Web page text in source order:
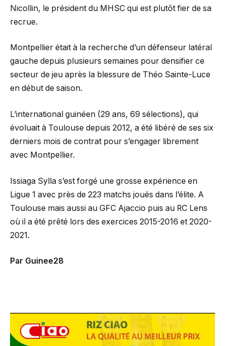
Nicollin, le président du MHSC qui est plutôt fier de sa
recrue.
Montpellier était à la recherche d’un défenseur latéral
gauche depuis plusieurs semaines pour densifier ce
secteur de jeu après la blessure de Théo Sainte-Luce
en début de saison.
L’international guinéen (29 ans, 69 sélections), qui
évoluait à Toulouse depuis 2012, a été libéré de ses six
derniers mois de contrat pour s’engager librement
avec Montpellier.
Issiaga Sylla s’est forgé une grosse expérience en
Ligue 1 avec près de 223 matchs joués dans l’élite. A
Toulouse mais aussi au GFC Ajaccio puis au RC Lens
où il a été prêté lors des exercices 2015-2016 et 2020-
2021.
Par Guinee28